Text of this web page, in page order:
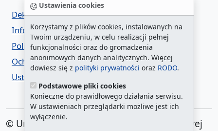
Ustawienia cookies
Korzystamy z plików cookies, instalowanych na
Twoim urządzeniu, w celu realizacji pełnej
funkcjonalności oraz do gromadzenia
anonimowych danych analitycznych. Więcej
dowiesz się z polityki prywatności oraz RODO.
Podstawowe pliki cookies
Konieczne do prawidłowego działania serwisu.
W ustawieniach przeglądarki możliwe jest ich
wyłączenie.
Deklaracja dostępności
Informacja o urzędzie w ETR
Polityka prywatności
Ochrona danych osobowych
Ustawienia cookies
© Urząd Miasta Szczecin. Plac Armii Krajowej